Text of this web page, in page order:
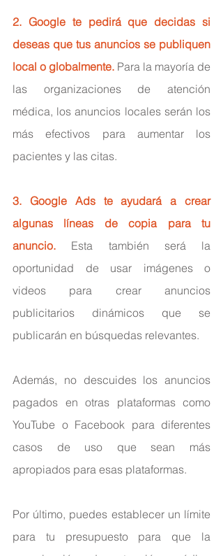
2. Google te pedirá que decidas si
deseas que tus anuncios se publiquen
local o globalmente. Para la mayoría de
las organizaciones de atención
médica, los anuncios locales serán los
más efectivos para aumentar los
pacientes y las citas.
3. Google Ads te ayudará a crear
algunas líneas de copia para tu
anuncio. Esta también será la
oportunidad de usar imágenes o
videos para crear anuncios
publicitarios dinámicos que se
publicarán en búsquedas relevantes.
Además, no descuides los anuncios
pagados en otras plataformas como
YouTube o Facebook para diferentes
casos de uso que sean más
apropiados para esas plataformas.
Por último, puedes establecer un límite
para tu presupuesto para que la